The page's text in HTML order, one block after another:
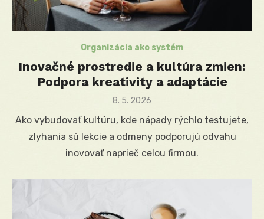
Organizácia ako systém
Inovačné prostredie a kultúra zmien:
Podpora kreativity a adaptácie
Posted
8. 5. 2026
Ako vybudovať kultúru, kde nápady rýchlo testujete,
zlyhania sú lekcie a odmeny podporujú odvahu
inovovať naprieč celou firmou.